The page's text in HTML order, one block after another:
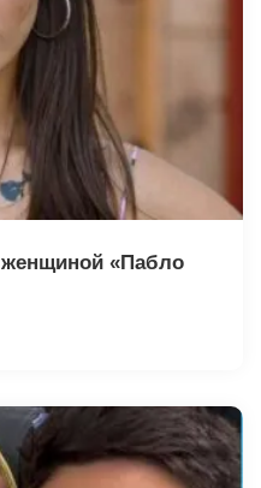
«Пабло